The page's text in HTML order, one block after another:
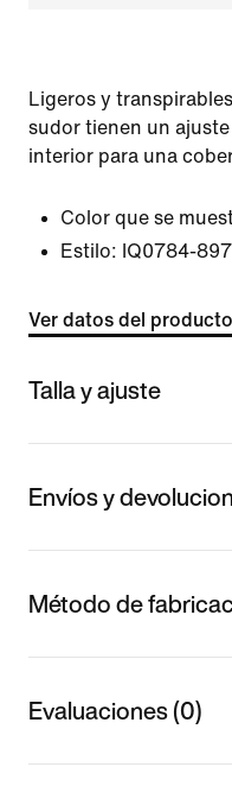
Ligeros y
sudor tienen un
interior para una
Color que se
Estilo: IQ0784-897
Ver datos del producto
Talla y ajuste
Envíos y
Método de
Evaluaciones (0)